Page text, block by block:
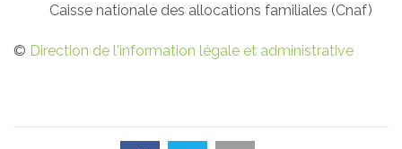
Caisse nationale des allocations familiales (Cnaf)
© Direction de l'information légale et administrative